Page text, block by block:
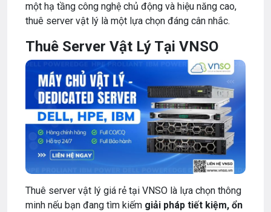
một hạ tầng công nghệ chủ động và hiệu năng cao,
thuê server vật lý là một lựa chọn đáng cân nhắc.
Thuê Server Vật Lý Tại VNSO
Thuê server vật lý giá rẻ tại VNSO là lựa chọn thông
minh nếu bạn đang tìm kiếm giải pháp tiết kiệm, ổn